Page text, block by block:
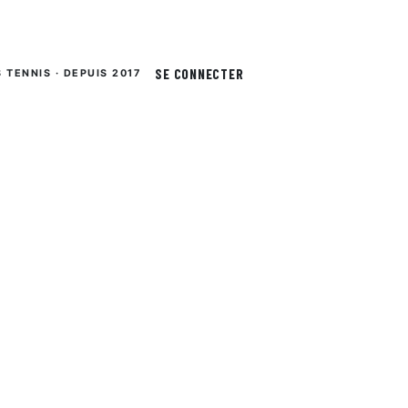
TENNIS · DEPUIS 2017 SE CONNECTER